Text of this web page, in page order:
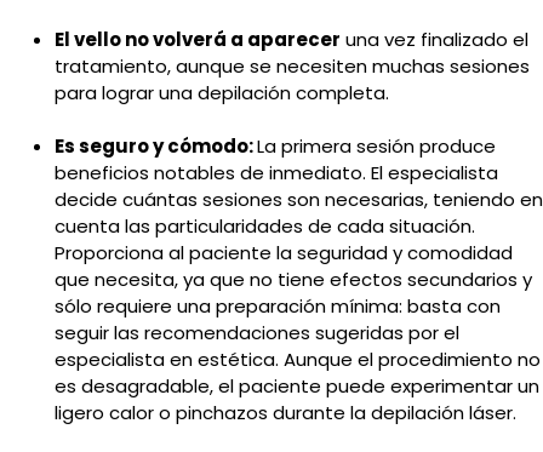
El vello no volverá a aparecer una vez finalizado el
tratamiento, aunque se necesiten muchas sesiones
para lograr una depilación completa.
Es seguro y cómodo:La primera sesión produce
beneficios notables de inmediato. El especialista
decide cuántas sesiones son necesarias, teniendo en
cuenta las particularidades de cada situación.
Proporciona al paciente la seguridad y comodidad
que necesita, ya que no tiene efectos secundarios y
sólo requiere una preparación mínima: basta con
seguir las recomendaciones sugeridas por el
especialista en estética. Aunque el procedimiento no
es desagradable, el paciente puede experimentar un
ligero calor o pinchazos durante la depilación láser.